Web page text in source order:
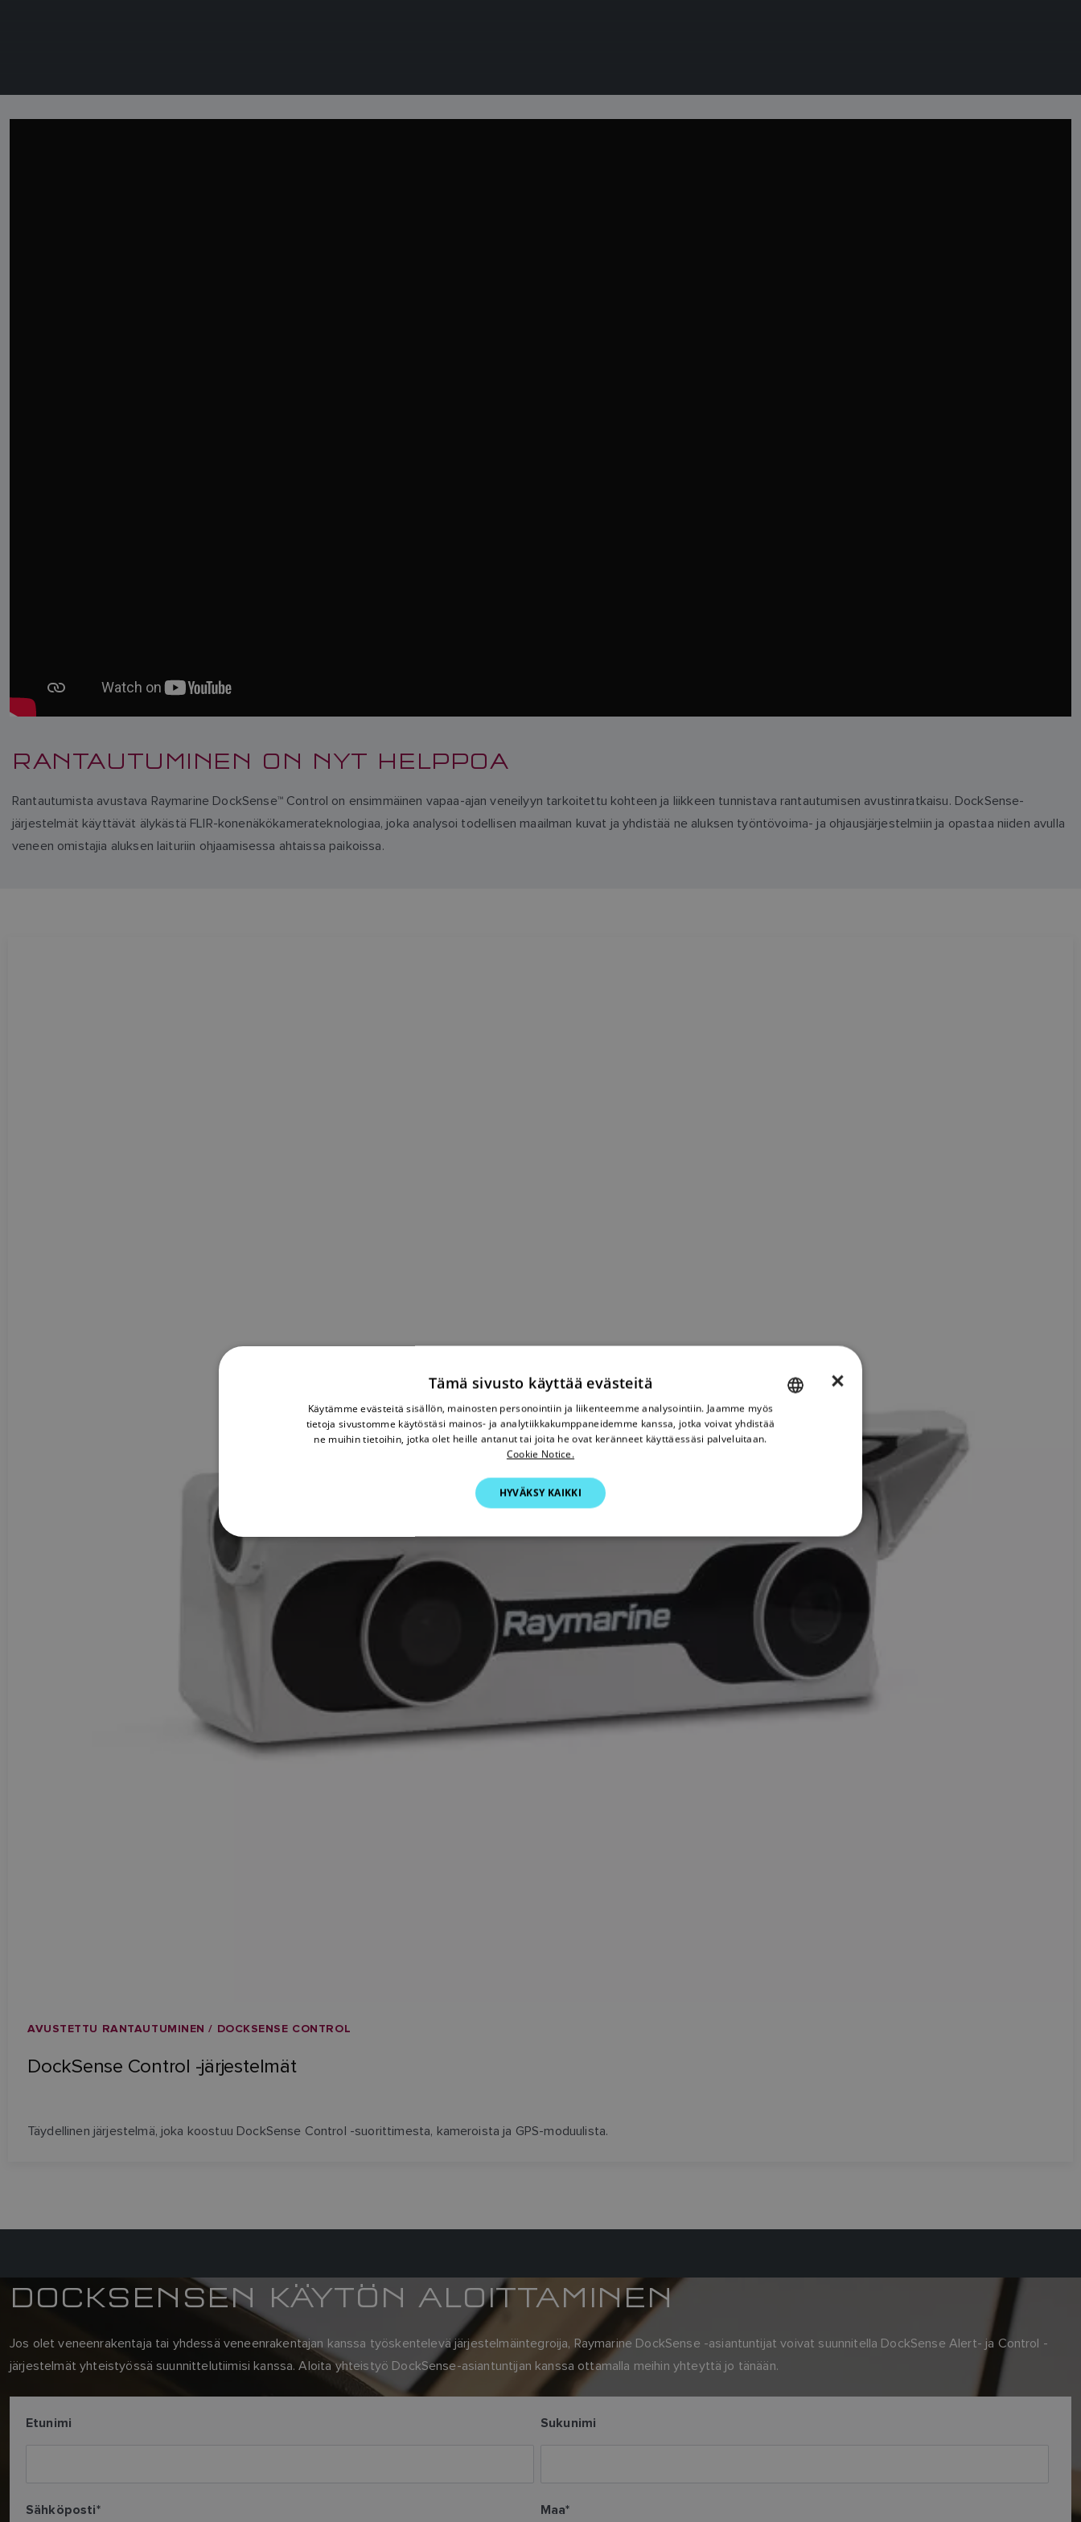
RANTAUTUMINEN ON NYT HELPPOA
Rantautumista avustava Raymarine DockSense™ Control on ensimmäinen vapaa-ajan veneilyyn tarkoitettu kohteen ja liikkeen tunnistava rantautumisen avustinratkaisu. DockSense-
järjestelmät käyttävät älykästä FLIR-konenäkökamerateknologiaa, joka analysoi todellisen maailman kuvat ja yhdistää ne aluksen työntövoima- ja ohjausjärjestelmiin ja opastaa niiden avulla
veneen omistajia aluksen laituriin ohjaamisessa ahtaissa paikoissa.
AVUSTETTU RANTAUTUMINEN / DOCKSENSE CONTROL
DockSense Control -järjestelmät
Täydellinen järjestelmä, joka koostuu DockSense Control -suorittimesta, kameroista ja GPS-moduulista.
DOCKSENSEN KÄYTÖN ALOITTAMINEN
Jos olet veneenrakentaja tai yhdessä veneenrakentajan kanssa työskentelevä järjestelmäintegroija, Raymarine DockSense -asiantuntijat voivat suunnitella DockSense Alert- ja Control -
järjestelmät yhteistyössä suunnittelutiimisi kanssa. Aloita yhteistyö DockSense-asiantuntijan kanssa ottamalla meihin yhteyttä jo tänään.
Etunimi Sukunimi
Sähköposti* Maa*
GERMAN
×
Tämä sivusto käyttää evästeitä
Käytämme evästeitä sisällön, mainosten personointiin ja liikenteemme analysointiin. Jaamme myös
tietoja sivustomme käytöstäsi mainos- ja analytiikkakumppaneidemme kanssa, jotka voivat yhdistää
ne muihin tietoihin, jotka olet heille antanut tai joita he ovat keränneet käyttäessäsi palveluitaan.
Cookie Notice.
HYVÄKSY KAIKKI